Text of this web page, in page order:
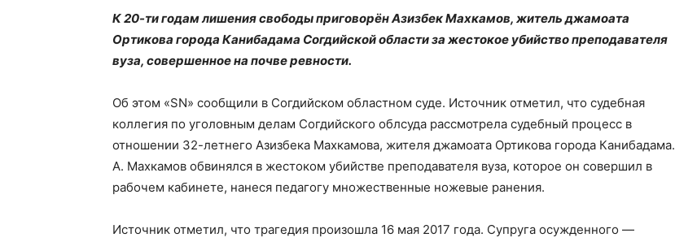
К 20-ти годам лишения свободы приговорён Азизбек Махкамов, житель джамоата
Ортикова города Канибадама Согдийской области за жестокое убийство преподавателя
вуза, совершенное на почве ревности.
Об этом «SN» сообщили в Согдийском областном суде. Источник отметил, что судебная
коллегия по уголовным делам Согдийского облсуда рассмотрела судебный процесс в
отношении 32-летнего Азизбека Махкамова, жителя джамоата Ортикова города Канибадама.
А. Махкамов обвинялся в жестоком убийстве преподавателя вуза, которое он совершил в
рабочем кабинете, нанеся педагогу множественные ножевые ранения.
Источник отметил, что трагедия произошла 16 мая 2017 года. Супруга осужденного —